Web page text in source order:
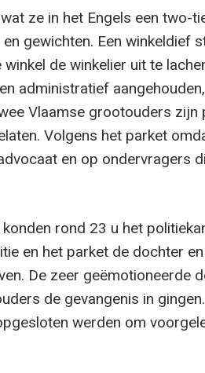
ze in het Engels een two-
gewichten. Een winkeldief
winkel de winkelier uit te
administratief
Vlaamse grootouders zijn
Volgens het parket
en op ondervragers
rond 23 u het
en het parket de dochter
De zeer geëmotioneerde
de gevangenis in
werden om